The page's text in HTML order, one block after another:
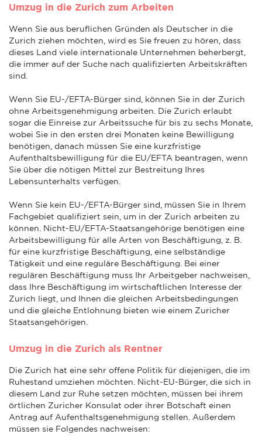
Umzug in die Zurich zum Arbeiten
Wenn Sie aus beruflichen Gründen als Deutscher in die
Zurich ziehen möchten, wird es Sie freuen zu hören, dass
dieses Land viele internationale Unternehmen beherbergt,
die immer auf der Suche nach qualifizierten Arbeitskräften
sind.
Wenn Sie EU-/EFTA-Bürger sind, können Sie in der Zurich
ohne Arbeitsgenehmigung arbeiten. Die Zurich erlaubt
sogar die Einreise zur Arbeitssuche für bis zu sechs Monate,
wobei Sie in den ersten drei Monaten keine Bewilligung
benötigen, danach müssen Sie eine kurzfristige
Aufenthaltsbewilligung für die EU/EFTA beantragen, wenn
Sie über die nötigen Mittel zur Bestreitung Ihres
Lebensunterhalts verfügen.
Wenn Sie kein EU-/EFTA-Bürger sind, müssen Sie in Ihrem
Fachgebiet qualifiziert sein, um in der Zurich arbeiten zu
können. Nicht-EU/EFTA-Staatsangehörige benötigen eine
Arbeitsbewilligung für alle Arten von Beschäftigung, z. B.
für eine kurzfristige Beschäftigung, eine selbständige
Tätigkeit und eine reguläre Beschäftigung. Bei einer
regulären Beschäftigung muss Ihr Arbeitgeber nachweisen,
dass Ihre Beschäftigung im wirtschaftlichen Interesse der
Zurich liegt, und Ihnen die gleichen Arbeitsbedingungen
und die gleiche Entlohnung bieten wie einem Zuricher
Staatsangehörigen.
Umzug in die Zurich als Rentner
Die Zurich hat eine sehr offene Politik für diejenigen, die im
Ruhestand umziehen möchten. Nicht-EU-Bürger, die sich in
diesem Land zur Ruhe setzen möchten, müssen bei ihrem
örtlichen Zuricher Konsulat oder ihrer Botschaft einen
Antrag auf Aufenthaltsgenehmigung stellen. Außerdem
müssen sie Folgendes nachweisen: